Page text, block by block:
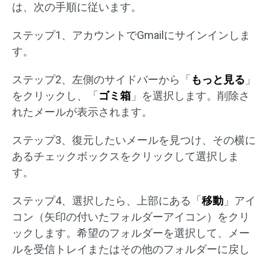
は、次の手順に従います。
ステップ1、アカウントでGmailにサインインしま
す。
ステップ2、左側のサイドバーから「 もっと見る 」
をクリックし、「 ゴミ箱 」を選択します。削除さ
れたメールが表示されます。
ステップ3、復元したいメールを見つけ、その横に
あるチェックボックスをクリックして選択しま
す。
ステップ4、選択したら、上部にある「 移動 」アイ
コン（矢印の付いたフォルダーアイコン）をクリ
ックします。希望のフォルダーを選択して、メー
ルを受信トレイまたはその他のフォルダーに戻し